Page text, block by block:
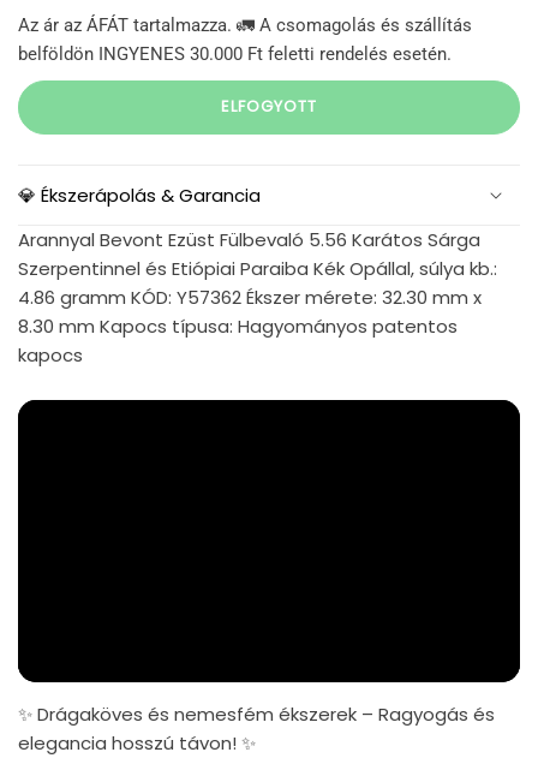
Az ár az ÁFÁT tartalmazza. 🚛 A csomagolás és szállítás
belföldön INGYENES 30.000 Ft feletti rendelés esetén.
ELFOGYOTT
💎 Ékszerápolás & Garancia
Arannyal Bevont Ezüst Fülbevaló 5.56 Karátos Sárga
Szerpentinnel és Etiópiai Paraiba Kék Opállal, súlya kb.:
4.86 gramm KÓD: Y57362 Ékszer mérete: 32.30 mm x
8.30 mm Kapocs típusa: Hagyományos patentos
kapocs
✨ Drágaköves és nemesfém ékszerek – Ragyogás és
elegancia hosszú távon! ✨